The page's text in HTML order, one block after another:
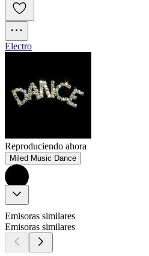
Electro
Reproduciendo ahora
Miled Music Dance
Emisoras similares
Emisoras similares